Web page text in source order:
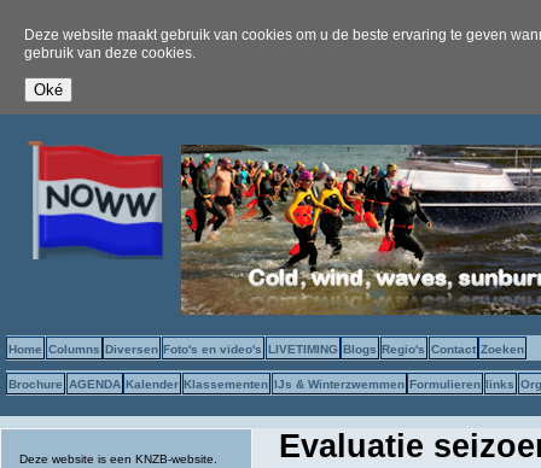
Deze website maakt gebruik van cookies om u de beste ervaring te geven
gebruik van deze cookies.
Home Columns Diversen Foto's en video's LIVETIMING Blogs Regio's Contact Zoeken
Brochure AGENDA Kalender Klassementen IJs & Winterzwemmen Formulieren links
Deze website is een KNZB-website.
Evaluatie